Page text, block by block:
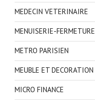
MEDECIN VETERINAIRE
MENUISERIE-FERMETURE
METRO PARISIEN
MEUBLE ET DECORATION
MICRO FINANCE